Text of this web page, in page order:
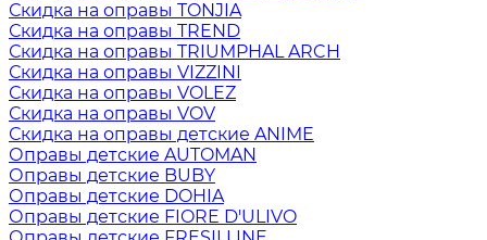
Скидка на оправы TONJIA
Скидка на оправы TREND
Скидка на оправы TRIUMPHAL ARCH
Скидка на оправы VIZZINI
Скидка на оправы VOLEZ
Скидка на оправы VOV
Скидка на оправы детские ANIME
Оправы детские AUTOMAN
Оправы детские BUBY
Оправы детские DOHIA
Оправы детские FIORE D'ULIVO